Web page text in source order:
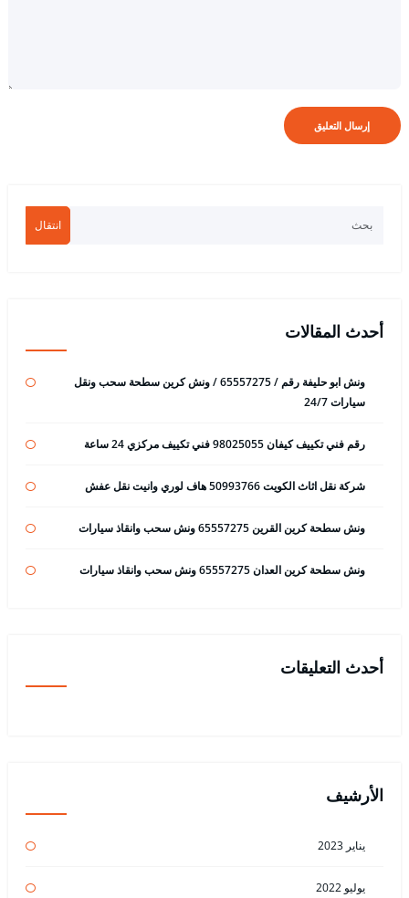
انتقال
أحدث المقالات
ونش ابو حليفة رقم / 65557275 / ونش كرين سطحة سحب ونقل
سيارات 24/7
رقم فني تكييف كيفان 98025055 فني تكييف مركزي 24 ساعة
شركة نقل اثاث الكويت 50993766 هاف لوري وانيت نقل عفش
ونش سطحة كرين القرين 65557275 ونش سحب وانقاذ سيارات
ونش سطحة كرين العدان 65557275 ونش سحب وانقاذ سيارات
أحدث التعليقات
الأرشيف
يناير 2023
يوليو 2022